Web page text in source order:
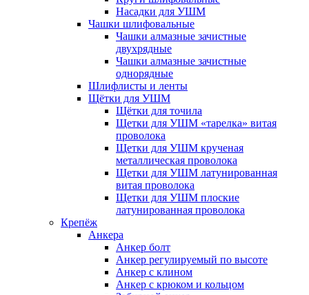
Насадки для УШМ
Чашки шлифовальные
Чашки алмазные зачистные
двухрядные
Чашки алмазные зачистные
однорядные
Шлифлисты и ленты
Щётки для УШМ
Щётки для точила
Щетки для УШМ «тарелка» витая
проволока
Щетки для УШМ крученая
металлическая проволока
Щетки для УШМ латунированная
витая проволока
Щетки для УШМ плоские
латунированная проволока
Крепёж
Анкера
Анкер болт
Анкер регулируемый по высоте
Анкер с клином
Анкер с крюком и кольцом